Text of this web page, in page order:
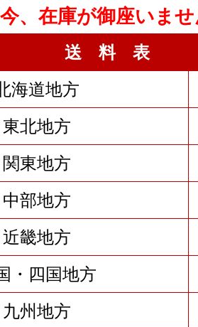
、在庫が御座いま
送 料 表
海道地方
東北地方
関東地方
中部地方
近畿地方
・四国地方
九州地方